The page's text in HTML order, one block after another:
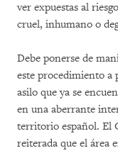
ver expuestas al
cruel, inhumano o
Debe ponerse de
este procedimiento a
asilo que ya se
en una aberrante
territorio español. El
reiterada que el área